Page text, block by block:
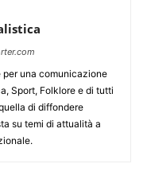
una comunicazione
Sport, Folklore e di tutti
di diffondere
su temi di attualità a